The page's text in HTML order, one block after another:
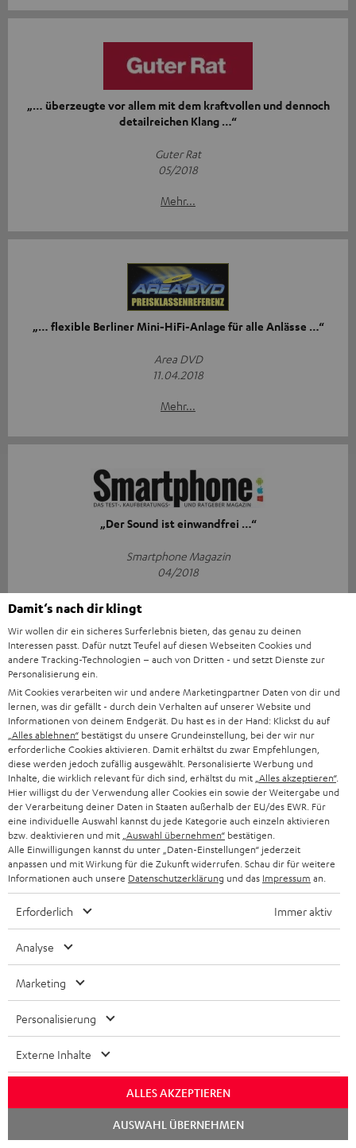
„… überzeugte vor allem mit dem kraftvollen und dennoch
detailreichen Klang …“
Guter Rat
05/2018
Mehr...
„… flexible Berliner Mini-HiFi-Anlage für alle Anlässe …“
Area DVD
11.04.2018
Mehr...
„Der Sound ist einwandfrei …“
Smartphone Magazin
04/2018
„… tadellose(r) Klang.“
mod-your-case.de
28.03.2018
Mehr...
„… besticht … mit seinem … glasklaren und druckvollen
03/2018
Damit‘s nach dir klingt
Wir wollen dir ein sicheres Surferlebnis bieten, das genau zu deinen
Interessen passt. Dafür nutzt Teufel auf diesen Webseiten Cookies und
andere Tracking-Technologien – auch von Dritten - und setzt Dienste zur
Personalisierung ein.
Mit Cookies verarbeiten wir und andere Marketingpartner Daten von dir und
lernen, was dir gefällt - durch dein Verhalten auf unserer Website und
Informationen von deinem Endgerät. Du hast es in der Hand: Klickst du auf
„Alles ablehnen“ bestätigst du unsere Grundeinstellung, bei der wir nur
erforderliche Cookies aktivieren. Damit erhältst du zwar Empfehlungen,
diese werden jedoch zufällig ausgewählt. Personalisierte Werbung und
Inhalte, die wirklich relevant für dich sind, erhältst du mit „Alles akzeptieren“.
Hier willigst du der Verwendung aller Cookies ein sowie der Weitergabe und
der Verarbeitung deiner Daten in Staaten außerhalb der EU/des EWR. Für
eine individuelle Auswahl kannst du jede Kategorie auch einzeln aktivieren
bzw. deaktivieren und mit „Auswahl übernehmen“ bestätigen.
Alle Einwilligungen kannst du unter „Daten-Einstellungen“ jederzeit
anpassen und mit Wirkung für die Zukunft widerrufen. Schau dir für weitere
Informationen auch unsere Datenschutzerklärung und das Impressum an.
Erforderlich Immer aktiv
Analyse
Marketing
Personalisierung
Externe Inhalte
ALLES AKZEPTIEREN
AUSWAHL ÜBERNEHMEN